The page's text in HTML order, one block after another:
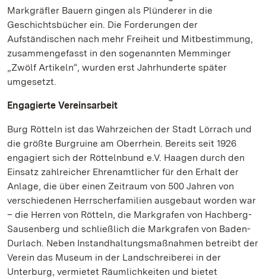
Markgräfler Bauern gingen als Plünderer in die
Geschichtsbücher ein. Die Forderungen der
Aufständischen nach mehr Freiheit und Mitbestimmung,
zusammengefasst in den sogenannten Memminger
„Zwölf Artikeln“, wurden erst Jahrhunderte später
umgesetzt.
Engagierte Vereinsarbeit
Burg Rötteln ist das Wahrzeichen der Stadt Lörrach und
die größte Burgruine am Oberrhein. Bereits seit 1926
engagiert sich der Röttelnbund e.V. Haagen durch den
Einsatz zahlreicher Ehrenamtlicher für den Erhalt der
Anlage, die über einen Zeitraum von 500 Jahren von
verschiedenen Herrscherfamilien ausgebaut worden war
– die Herren von Rötteln, die Markgrafen von Hachberg-
Sausenberg und schließlich die Markgrafen von Baden-
Durlach. Neben Instandhaltungsmaßnahmen betreibt der
Verein das Museum in der Landschreiberei in der
Unterburg, vermietet Räumlichkeiten und bietet